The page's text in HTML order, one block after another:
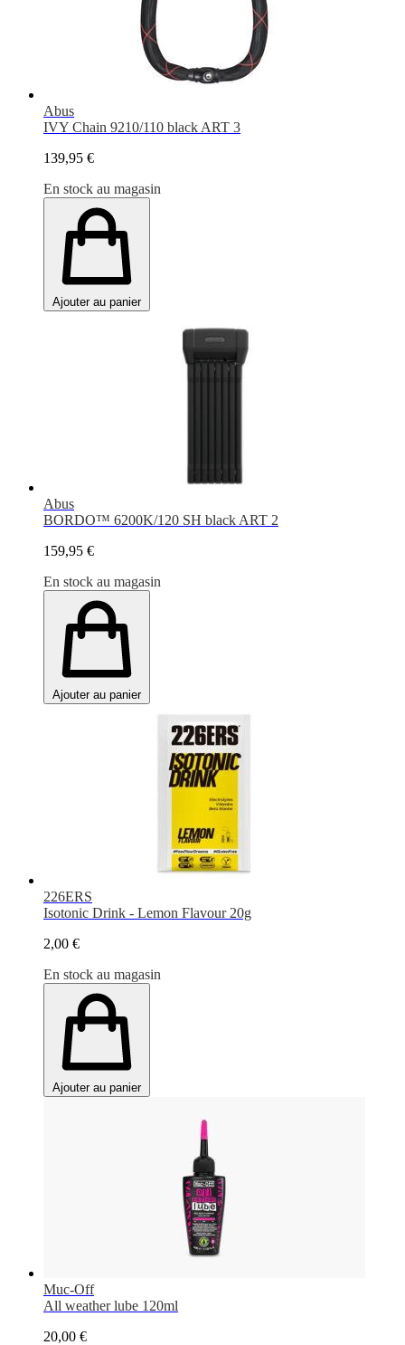
Abus
IVY Chain 9210/110 black ART 3
139,95 €
En stock au magasin
Ajouter au panier
Abus
BORDO™ 6200K/120 SH black ART 2
159,95 €
En stock au magasin
Ajouter au panier
226ERS
Isotonic Drink - Lemon Flavour 20g
2,00 €
En stock au magasin
Ajouter au panier
Muc-Off
All weather lube 120ml
20,00 €